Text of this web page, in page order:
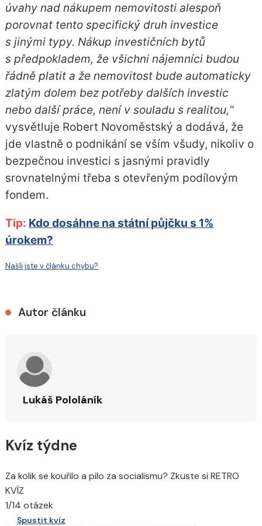
úvahy nad nákupem nemovitosti alespoň
porovnat tento specifický druh investice
s jinými typy. Nákup investičních bytů
s předpokladem, že všichni nájemníci budou
řádně platit a že nemovitost bude automaticky
zlatým dolem bez potřeby dalších investic
nebo další práce, není v souladu s realitou,“
vysvětluje Robert Novoměstský a dodává, že
jde vlastně o podnikání se vším všudy, nikoliv o
bezpečnou investici s jasnými pravidly
srovnatelnými třeba s otevřeným podílovým
fondem.
Tip: Kdo dosáhne na státní půjčku s 1%
úrokem?
Našli jste v článku chybu?
Autor článku
Lukáš Pololáník
Kvíz týdne
Za kolik se kouřilo a pilo za socialismu? Zkuste si RETRO
KVÍZ
1/14 otázek
Spustit kvíz